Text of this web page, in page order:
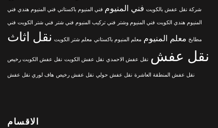
شركة نقل عفش بالكويت فني المنيوم فني المنيوم باكستاني فني المنيوم هندي فني
المنيوم هندي الكويت فني المنيوم وشتر فني تركيب المنيوم فني شتر فني شتر الكويت فني
مطابخ معلم المنيوم معلم المنيوم باكستاني معلم شتر الكويت نقل اثاث
نقل عفش نقل عفش الاحمدي نقل عفش الكويت نقل عفش الكويت رخيص
نقل عفش المنطقة العاشرة نقل عفش حولي نقل عفش رخيص هاف لوري نقل عفش
الاقسام